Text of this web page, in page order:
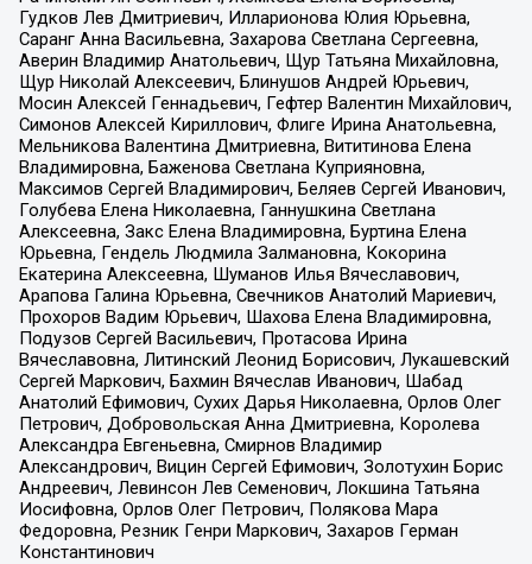
Гудков Лев Дмитриевич, Илларионова Юлия Юрьевна,
Саранг Анна Васильевна, Захарова Светлана Сергеевна,
Аверин Владимир Анатольевич, Щур Татьяна Михайловна,
Щур Николай Алексеевич, Блинушов Андрей Юрьевич,
Мосин Алексей Геннадьевич, Гефтер Валентин Михайлович,
Симонов Алексей Кириллович, Флиге Ирина Анатольевна,
Мельникова Валентина Дмитриевна, Вититинова Елена
Владимировна, Баженова Светлана Куприяновна,
Максимов Сергей Владимирович, Беляев Сергей Иванович,
Голубева Елена Николаевна, Ганнушкина Светлана
Алексеевна, Закс Елена Владимировна, Буртина Елена
Юрьевна, Гендель Людмила Залмановна, Кокорина
Екатерина Алексеевна, Шуманов Илья Вячеславович,
Арапова Галина Юрьевна, Свечников Анатолий Мариевич,
Прохоров Вадим Юрьевич, Шахова Елена Владимировна,
Подузов Сергей Васильевич, Протасова Ирина
Вячеславовна, Литинский Леонид Борисович, Лукашевский
Сергей Маркович, Бахмин Вячеслав Иванович, Шабад
Анатолий Ефимович, Сухих Дарья Николаевна, Орлов Олег
Петрович, Добровольская Анна Дмитриевна, Королева
Александра Евгеньевна, Смирнов Владимир
Александрович, Вицин Сергей Ефимович, Золотухин Борис
Андреевич, Левинсон Лев Семенович, Локшина Татьяна
Иосифовна, Орлов Олег Петрович, Полякова Мара
Федоровна, Резник Генри Маркович, Захаров Герман
Константинович